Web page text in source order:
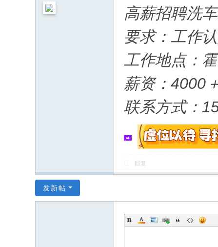
高薪招聘洗
要求：工作
工作地点：
薪资：4000
联系方式：
回复
发新帖